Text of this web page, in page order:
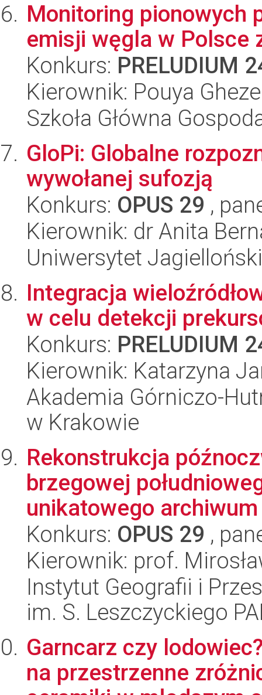
Monitoring pionowych
emisji węgla w Polsce
Konkurs: PRELUDIUM
Kierownik: Pouya
Szkoła Główna
GloPi: Globalne
wywołanej sufozją
Konkurs: OPUS 29 ,
Kierownik: dr Anita
Uniwersytet Jagielloński
Integracja
w celu detekcji
Konkurs: PRELUDIUM
Kierownik: Katarzyna
Akademia Górniczo-
w Krakowie
Rekonstrukcja
brzegowej
unikatowego
Konkurs: OPUS 29 ,
Kierownik: prof.
Instytut Geografii i
im. S. Leszczyckiego
Garncarz czy
na przestrzenne